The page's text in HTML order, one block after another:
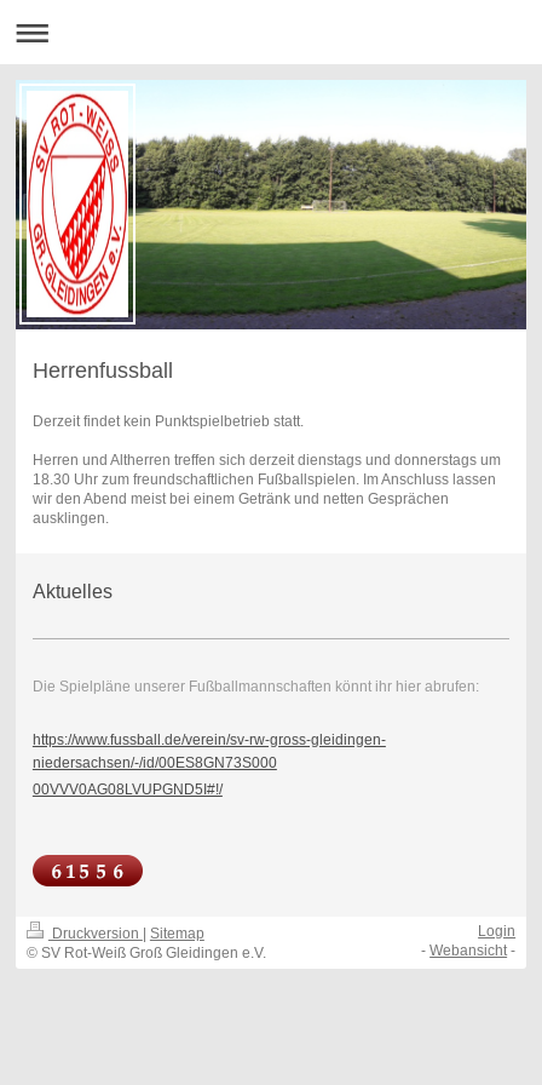
Herrenfussball
Derzeit findet kein Punktspielbetrieb statt.
Herren und Altherren treffen sich derzeit dienstags und donnerstags um
18.30 Uhr zum freundschaftlichen Fußballspielen. Im Anschluss lassen
wir den Abend meist bei einem Getränk und netten Gesprächen
ausklingen.
Aktuelles
Die Spielpläne unserer Fußballmannschaften könnt ihr hier abrufen:
https://www.fussball.de/verein/sv-rw-gross-gleidingen-
niedersachsen/-/id/00ES8GN73S000
00VVV0AG08LVUPGND5I#!/
Druckversion
Sitemap
© SV Rot-Weiß Groß Gleidingen e.V.
Login
-Webansicht-